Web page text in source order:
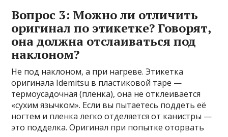
Вопрос 3: Можно ли отличить
оригинал по этикетке? Говорят,
она должна отслаиваться под
наклоном?
Не под наклоном, а при нагреве. Этикетка
оригинала Idemitsu в пластиковой таре —
термоусадочная (пленка), она не отклеивается
«сухим язычком». Если вы пытаетесь поддеть её
ногтем и пленка легко отделяется от канистры —
это подделка. Оригинал при попытке оторвать